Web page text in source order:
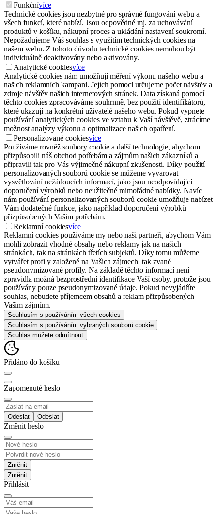
Funkčnívíce
Technické cookies jsou nezbytné pro správné fungování webu a
všech funkcí, které nabízí. Jsou odpovědné mj. za uchovávání
produktů v košíku, nákupní proces a ukládání nastavení soukromí.
Nepožadujeme Váš souhlas s využitím technických cookies na
našem webu. Z tohoto důvodu technické cookies nemohou být
individuálně deaktivovány nebo aktivovány.
Analytické cookiesvíce
Analytické cookies nám umožňují měření výkonu našeho webu a
našich reklamních kampaní. Jejich pomocí určujeme počet návštěv a
zdroje návštěv našich internetových stránek. Data získaná pomocí
těchto cookies zpracováváme souhrnně, bez použití identifikátorů,
které ukazují na konkrétní uživatelé našeho webu. Pokud vypnete
používání analytických cookies ve vztahu k Vaší návštěvě, ztrácíme
možnost analýzy výkonu a optimalizace našich opatření.
Personalizované cookiesvíce
Používáme rovněž soubory cookie a další technologie, abychom
přizpůsobili náš obchod potřebám a zájmům našich zákazníků a
připravili tak pro Vás výjimečné nákupní zkušenosti. Díky použití
personalizovaných souborů cookie se můžeme vyvarovat
vysvětlování nežádoucích informací, jako jsou neodpovídající
doporučení výrobků nebo neužitečné mimořádné nabídky. Navíc
nám používání personalizovaných souborů cookie umožňuje nabízet
Vám dodatečné funkce, jako například doporučení výrobků
přizpůsobených Vašim potřebám.
Reklamní cookiesvíce
Reklamní cookies používáme my nebo naši partneři, abychom Vám
mohli zobrazit vhodné obsahy nebo reklamy jak na našich
stránkách, tak na stránkách třetích subjektů. Díky tomu můžeme
vytvářet profily založené na Vašich zájmech, tak zvané
pseudonymizované profily. Na základě těchto informací není
zpravidla možná bezprostřední identifikace Vaší osoby, protože jsou
používány pouze pseudonymizované údaje. Pokud nevyjádříte
souhlas, nebudete příjemcem obsahů a reklam přizpůsobených
Vašim zájmům.
Souhlasím s používáním všech cookies
Souhlasím s používáním vybraných souborů cookie
Souhlas můžete odmítnout
Přidáno do košíku
Zapomenuté heslo
Odeslat
Změnit heslo
Změnit
Přihlásit